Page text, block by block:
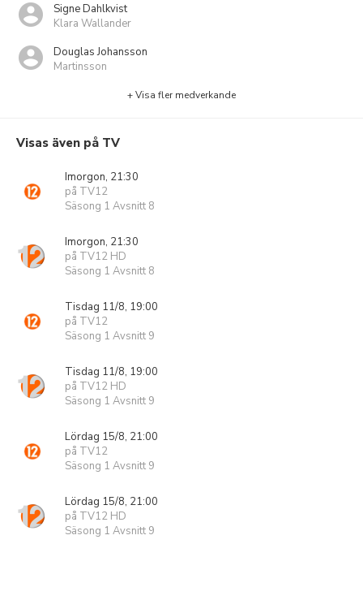
Signe Dahlkvist
Klara Wallander
Douglas Johansson
Martinsson
+ Visa fler medverkande
Visas även på TV
Imorgon, 21:30
på TV12
Säsong 1 Avsnitt 8
Imorgon, 21:30
på TV12 HD
Säsong 1 Avsnitt 8
Tisdag 11/8, 19:00
på TV12
Säsong 1 Avsnitt 9
Tisdag 11/8, 19:00
på TV12 HD
Säsong 1 Avsnitt 9
Lördag 15/8, 21:00
på TV12
Säsong 1 Avsnitt 9
Lördag 15/8, 21:00
på TV12 HD
Säsong 1 Avsnitt 9